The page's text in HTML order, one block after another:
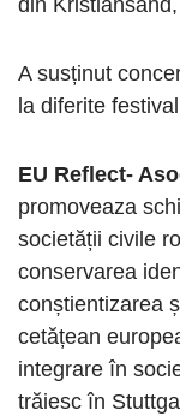
din
A susținut
la diferite
EU Reflect-
promoveaza
societății civile
conservarea
conștientizarea
cetățean
integrare în
trăiesc în